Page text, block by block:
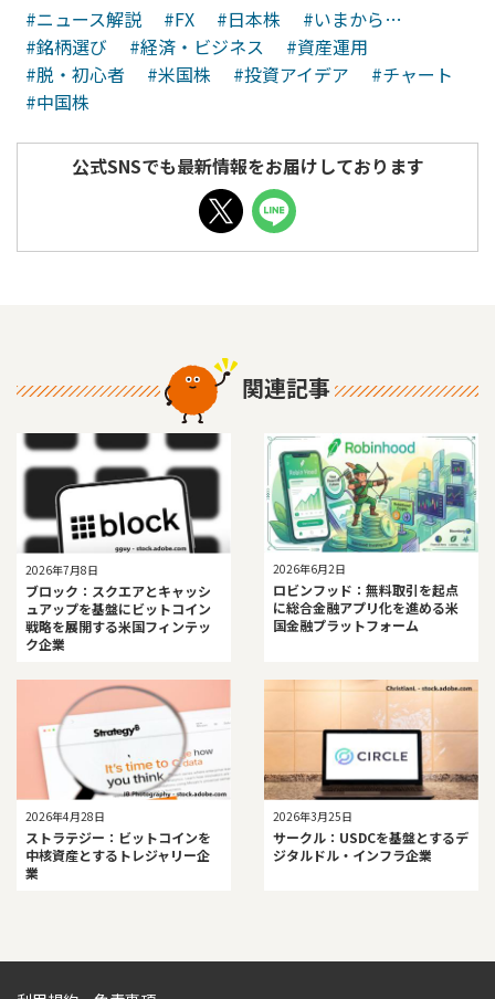
#ニュース解説 #FX #日本株
#いまから…
#銘柄選び
#経済・ビジネス
#資産運用
#脱・初心者
#米国株 #投資アイデア
#チャート
#中国株
公式SNSでも最新情報をお届けしております
関連記事
2026年7月8日
ブロック：スクエアとキャッシ
ュアップを基盤にビットコイン
戦略を展開する米国フィンテッ
ク企業
2026年6月2日
ロビンフッド：無料取引を起点
に総合金融アプリ化を進める米
国金融プラットフォーム
2026年4月28日
ストラテジー：ビットコインを
中核資産とするトレジャリー企
業
2026年3月25日
サークル：USDCを基盤とするデ
ジタルドル・インフラ企業